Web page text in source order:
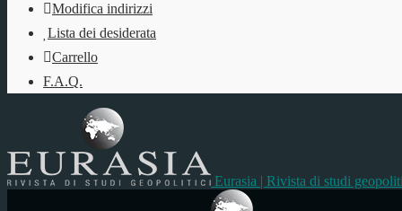
Modifica indirizzi
Lista dei desiderata
Carrello
F.A.Q.
Eurasia | Rivista di studi